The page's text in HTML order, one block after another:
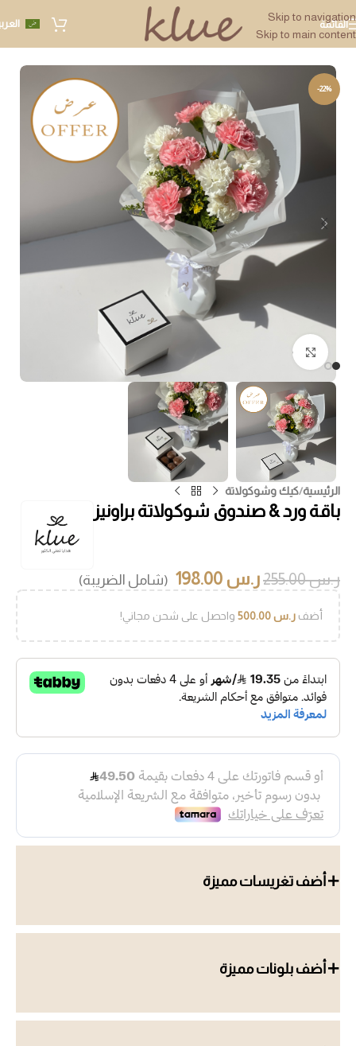
Skip to navigation
Skip to main content
القائمة
-22%
Click to enlarge
الرئيسية/كيك وشوكولاتة
باقة ورد & صندوق شوكولاتة براونيز
ر.س255.00 ر.س (شامل الضريبة)
أضف ر.س واحصل على شحن مجاني!
أضف تغريسات مميزة
أضف بلونات مميزة